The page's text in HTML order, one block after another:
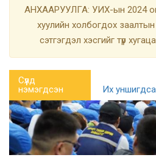
АНХААРУУЛГА: УИХ-ын 2024
хуулийн холбогдох заалтын
сэтгэгдэл хэсгийг түр
Сүүлд
нэмэгдсэн
Их